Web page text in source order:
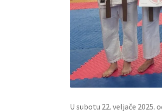
U subotu 22. veljače 2025.